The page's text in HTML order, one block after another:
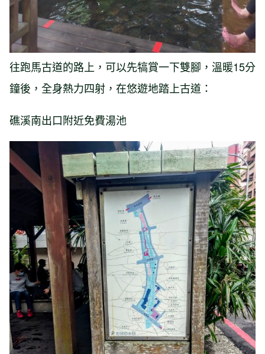
往跑馬古道的路上，可以先犒賞一下雙腳，溫暖15分
鐘後，全身熱力四射，在悠遊地踏上古道：
礁溪南出口附近免費湯池